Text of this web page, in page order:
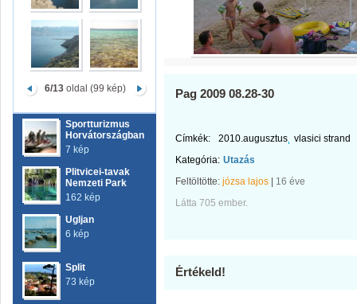
6/13 oldal (99 kép)
Sportturizmus
Horvátországban
7 kép
Plitvicei-tavak
Nemzeti Park
162 kép
Ugljan
6 kép
Split
73 kép
Pag 2009 08.28-30
Címkék: 2010.augusztus vlasici strand
Kategória: Utazás
Feltöltötte: józsa lajos
16 éve
Látta 705 ember.
Értékeld!